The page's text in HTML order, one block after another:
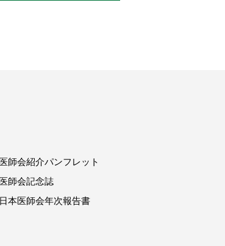
医師会紹介パンフレット
医師会記念誌
日本医師会年次報告書